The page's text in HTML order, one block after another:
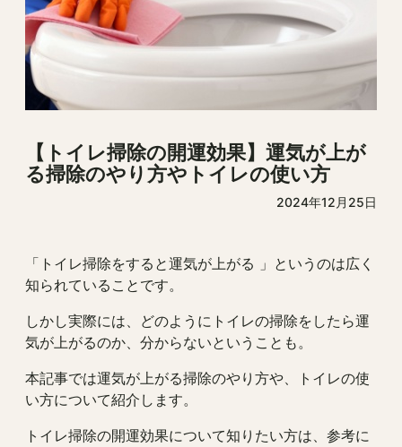
【トイレ掃除の開運効果】運気が上が
る掃除のやり方やトイレの使い方
2024年12月25日
「トイレ掃除をすると運気が上がる 」というのは広く
知られていることです。
しかし実際には、どのようにトイレの掃除をしたら運
気が上がるのか、分からないということも。
本記事では運気が上がる掃除のやり方や、トイレの使
い方について紹介します。
トイレ掃除の開運効果について知りたい方は、参考に